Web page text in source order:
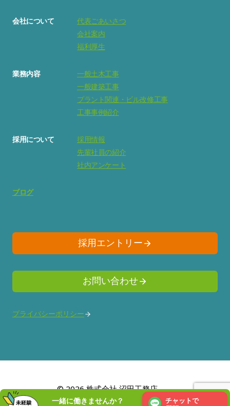
会社について
代表ごあいさつ
会社案内
福利厚生
業務内容
一般土木工事
一般建築工事
プラント関連・ビル改修工事
工事事例紹介
採用について
採用情報
先輩社員の紹介
社内アンケート
ブログ
採用エントリー
お問い合わせ
プライバシーポリシー
© 2026 株式会社 沼田工務店
一緒に働きませんか？
チャットで